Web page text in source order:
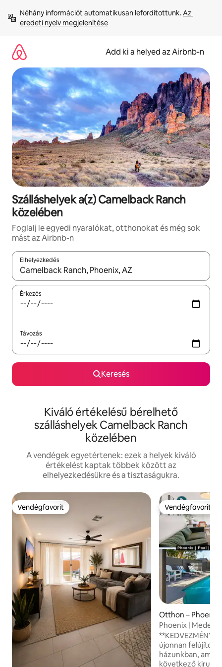
tartalomra
Néhány információt automatikusan lefordítottunk. Az
eredeti nyelv megjelenítése
Add ki a helyed az Airbnb-n
Szálláshelyek a(z) Camelback Ranch
közelében
Foglalj le egyedi nyaralókat, otthonokat és még sok
mást az Airbnb-n
Elhelyezkedés
Az eredmények között a felfelé és a lefelé nyíllal
Érkezés
Távozás
Keresés
Kiváló értékelésű bérelhető
szálláshelyek Camelback Ranch
közelében
A vendégek egyetértenek: ezek a helyek kiváló
értékelést kaptak többek között az
elhelyezkedésükre és a tisztaságukra.
Vendégfavorit
Vendégfavorit Vendégfavorit
Vendégfavorit
Otthon – Phoenix
Phoenix |
hálószoba:
újonnan felújított
házunkban,
következő